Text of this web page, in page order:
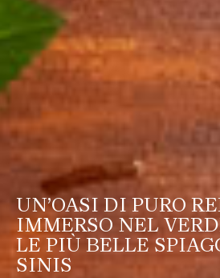
UN’OASI DI PURO
IMMERSO NEL
LE PIÙ BELLE
SINIS